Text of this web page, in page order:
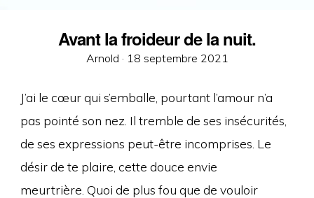
Avant la froideur de la nuit.
Arnold · Posted
18 septembre 2021
J’ai le cœur qui s’emballe, pourtant l’amour n’a
pas pointé son nez. Il tremble de ses insécurités,
de ses expressions peut-être incomprises. Le
désir de te plaire, cette douce envie
meurtrière. Quoi de plus fou que de vouloir